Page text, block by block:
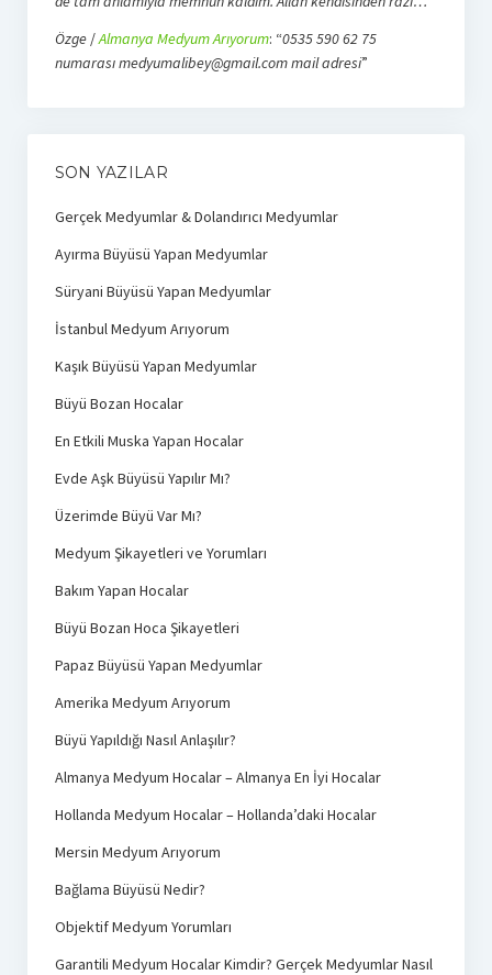
Özge/Almanya Medyum Arıyorum: “0535 590 62 75
numarası medyumalibey@gmail.com mail adresi”
SON YAZILAR
Gerçek Medyumlar & Dolandırıcı Medyumlar
Ayırma Büyüsü Yapan Medyumlar
Süryani Büyüsü Yapan Medyumlar
İstanbul Medyum Arıyorum
Kaşık Büyüsü Yapan Medyumlar
Büyü Bozan Hocalar
En Etkili Muska Yapan Hocalar
Evde Aşk Büyüsü Yapılır Mı?
Üzerimde Büyü Var Mı?
Medyum Şikayetleri ve Yorumları
Bakım Yapan Hocalar
Büyü Bozan Hoca Şikayetleri
Papaz Büyüsü Yapan Medyumlar
Amerika Medyum Arıyorum
Büyü Yapıldığı Nasıl Anlaşılır?
Almanya Medyum Hocalar – Almanya En İyi Hocalar
Hollanda Medyum Hocalar – Hollanda’daki Hocalar
Mersin Medyum Arıyorum
Bağlama Büyüsü Nedir?
Objektif Medyum Yorumları
Garantili Medyum Hocalar Kimdir? Gerçek Medyumlar Nasıl